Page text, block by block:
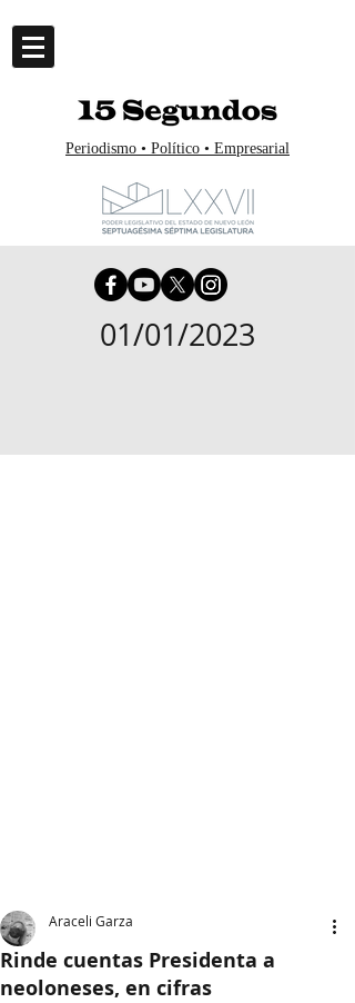
Periodismo • Político • Empresarial
01/01/2023
Rinde cuentas Presidenta a
neoloneses, en cifras
Araceli Garza